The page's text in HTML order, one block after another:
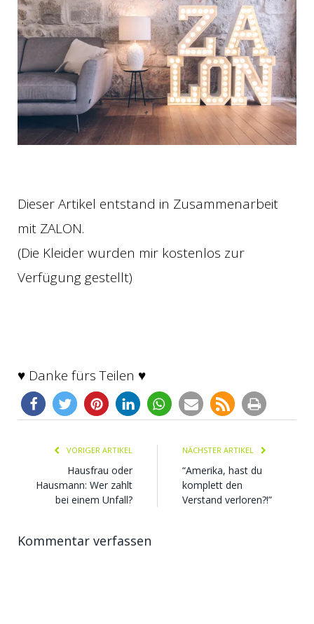
Dieser Artikel entstand in Zusammenarbeit
mit ZALON.
(Die Kleider wurden mir kostenlos zur
Verfügung gestellt)
♥ Danke fürs Teilen ♥
VORIGER ARTIKEL
Hausfrau oder
Hausmann: Wer zahlt
bei einem Unfall?
NÄCHSTER ARTIKEL
“Amerika, hast du
komplett den
Verstand verloren?!”
Kommentar verfassen